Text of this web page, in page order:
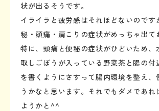
状が出るそうです。
イライラと疲労感はそれほどないのです
秘・頭痛・肩こりの症状がめっちゃ出て
特に、頭痛と便秘の症状がひどいため、
取しごぼうが入っている野菜茶と腸の付
を書くようにさすって腸内環境を整え、
うかなと思います。それでもダメであれ
ようかと^^